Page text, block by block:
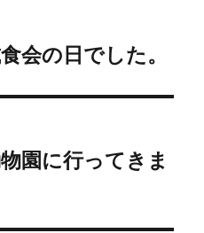
会の日でした。
園に行ってきま